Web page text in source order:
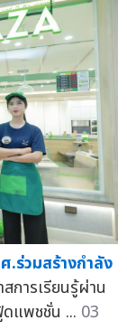
ร่วมสร้างกำลัง
การเรียนรู้ผ่าน
แพชชั่น ... 03